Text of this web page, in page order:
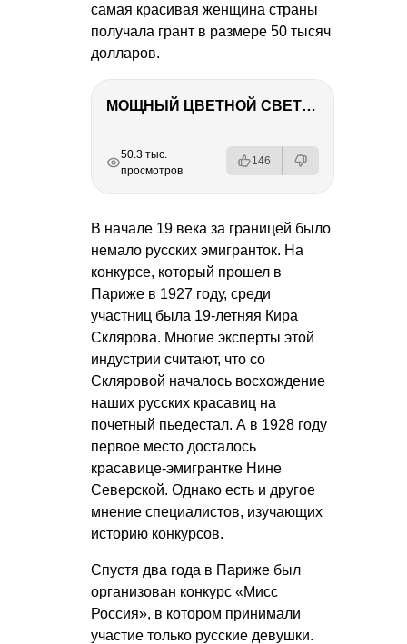
самая красивая женщина страны
получала грант в размере 50 тысяч
долларов.
МОЩНЫЙ ЦВЕТНОЙ СВЕТ – NANLITE FC-500C
РЕКЛАМА
РЕКЛАМА
РЕКЛАМА
50.3 тыс.
просмотров
146
В начале 19 века за границей было
немало русских эмигранток. На
конкурсе, который прошел в
Париже в 1927 году, среди
участниц была 19-летняя Кира
Склярова. Многие эксперты этой
индустрии считают, что со
Скляровой началось восхождение
наших русских красавиц на
почетный пьедестал. А в 1928 году
первое место досталось
красавице-эмигрантке Нине
Северской. Однако есть и другое
мнение специалистов, изучающих
историю конкурсов.
Спустя два года в Париже был
организован конкурс «Мисс
Россия», в котором принимали
участие только русские девушки.